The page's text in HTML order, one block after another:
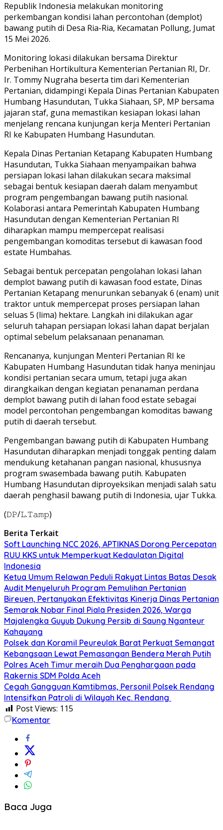
Republik Indonesia melakukan monitoring
perkembangan kondisi lahan percontohan (demplot)
bawang putih di Desa Ria-Ria, Kecamatan Pollung, Jumat
15 Mei 2026.
Monitoring lokasi dilakukan bersama Direktur
Perbenihan Hortikultura Kementerian Pertanian RI, Dr.
Ir. Tommy Nugraha beserta tim dari Kementerian
Pertanian, didampingi Kepala Dinas Pertanian Kabupaten
Humbang Hasundutan, Tukka Siahaan, SP, MP bersama
jajaran staf, guna memastikan kesiapan lokasi lahan
menjelang rencana kunjungan kerja Menteri Pertanian
RI ke Kabupaten Humbang Hasundutan.
Kepala Dinas Pertanian Ketapang Kabupaten Humbang
Hasundutan, Tukka Siahaan menyampaikan bahwa
persiapan lokasi lahan dilakukan secara maksimal
sebagai bentuk kesiapan daerah dalam menyambut
program pengembangan bawang putih nasional.
Kolaborasi antara Pemerintah Kabupaten Humbang
Hasundutan dengan Kementerian Pertanian RI
diharapkan mampu mempercepat realisasi
pengembangan komoditas tersebut di kawasan food
estate Humbahas.
Sebagai bentuk percepatan pengolahan lokasi lahan
demplot bawang putih di kawasan food estate, Dinas
Pertanian Ketapang menurunkan sebanyak 6 (enam) unit
traktor untuk mempercepat proses persiapan lahan
seluas 5 (lima) hektare. Langkah ini dilakukan agar
seluruh tahapan persiapan lokasi lahan dapat berjalan
optimal sebelum pelaksanaan penanaman.
Rencananya, kunjungan Menteri Pertanian RI ke
Kabupaten Humbang Hasundutan tidak hanya meninjau
kondisi pertanian secara umum, tetapi juga akan
dirangkaikan dengan kegiatan penanaman perdana
demplot bawang putih di lahan food estate sebagai
model percontohan pengembangan komoditas bawang
putih di daerah tersebut.
Pengembangan bawang putih di Kabupaten Humbang
Hasundutan diharapkan menjadi tonggak penting dalam
mendukung ketahanan pangan nasional, khususnya
program swasembada bawang putih. Kabupaten
Humbang Hasundutan diproyeksikan menjadi salah satu
daerah penghasil bawang putih di Indonesia, ujar Tukka.
(𝙳𝙿/𝙻.𝚃𝚊𝚖𝚙)
Berita Terkait
Soft Launching NCC 2026, APTIKNAS Dorong Percepatan
RUU KKS untuk Memperkuat Kedaulatan Digital
Indonesia
Ketua Umum Relawan Peduli Rakyat Lintas Batas Desak
Audit Menyeluruh Program Pemulihan Pertanian
Bireuen, Pertanyakan Efektivitas Kinerja Dinas Pertanian
Semarak Nobar Final Piala Presiden 2026, Warga
Majalengka Guyub Dukung Persib di Saung Nganteur
Kahayang
Polsek dan Koramil Peureulak Barat Perkuat Semangat
Kebangsaan Lewat Pemasangan Bendera Merah Putih
Polres Aceh Timur meraih Dua Penghargaan pada
Rakernis SDM Polda Aceh
Cegah Gangguan Kamtibmas, Personil Polsek Rendang
Intensifkan Patroli di Wilayah Kec. Rendang
Post Views: 115
Komentar
Baca Juga